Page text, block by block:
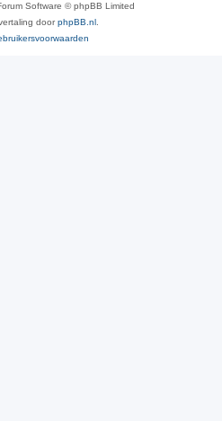
Software © phpBB Limited
doorphpBB.nl